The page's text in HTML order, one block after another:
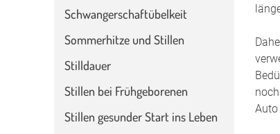
Auto
Schwangerschaftübelkeit
Sommerhitze und Stillen
Stilldauer
Stillen bei Frühgeborenen
Stillen gesunder Start ins Leben